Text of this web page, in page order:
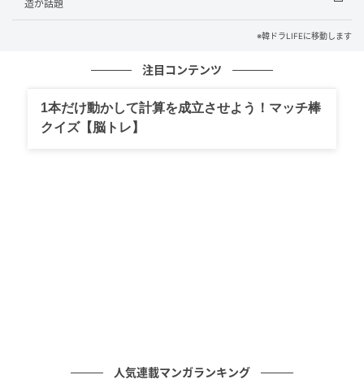
作のドラマ『ドクターX』（原題）にも期待が高まって
造が話題
※韓ドラLIFEに移動します
注目コンテンツ
1本だけ動かして計算を成立させよう！マッチ棒
クイズ【脳トレ】
人気連載マンガランキング